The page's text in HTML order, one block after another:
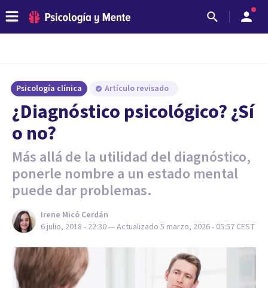
Psicología clínica Artículo revisado
¿Diagnóstico psicológico? ¿Sí
o no?
Más allá de la utilidad del diagnóstico,
ponerle nombre a un estado mental
puede dar problemas.
Irene Micó Cerdán
6 julio, 2018 - 22:30— Actualizado 5 marzo, 2026 - 05:57 CEST